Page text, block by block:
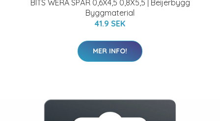
BITS WERA SPÅR 0,6X4,5 0,8X5,5 | Beijerbygg
Byggmaterial
41.9 SEK
MER INFO!